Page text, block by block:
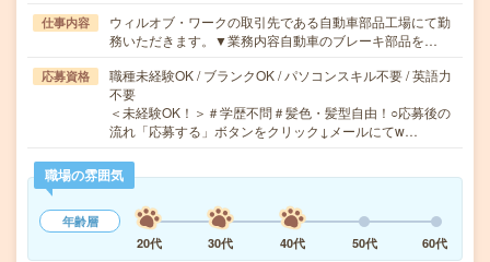
仕事内容
ウィルオブ・ワークの取引先である自動車部品工場にて勤
務いただきます。▼業務内容自動車のブレーキ部品を…
応募資格
職種未経験OK / ブランクOK / パソコンスキル不要 / 英語力
不要
＜未経験OK！＞＃学歴不問＃髪色・髪型自由！○応募後の
流れ「応募する」ボタンをクリック↓メールにてw…
職場の雰囲気
年齢層
20代
30代 40代 50代 60代